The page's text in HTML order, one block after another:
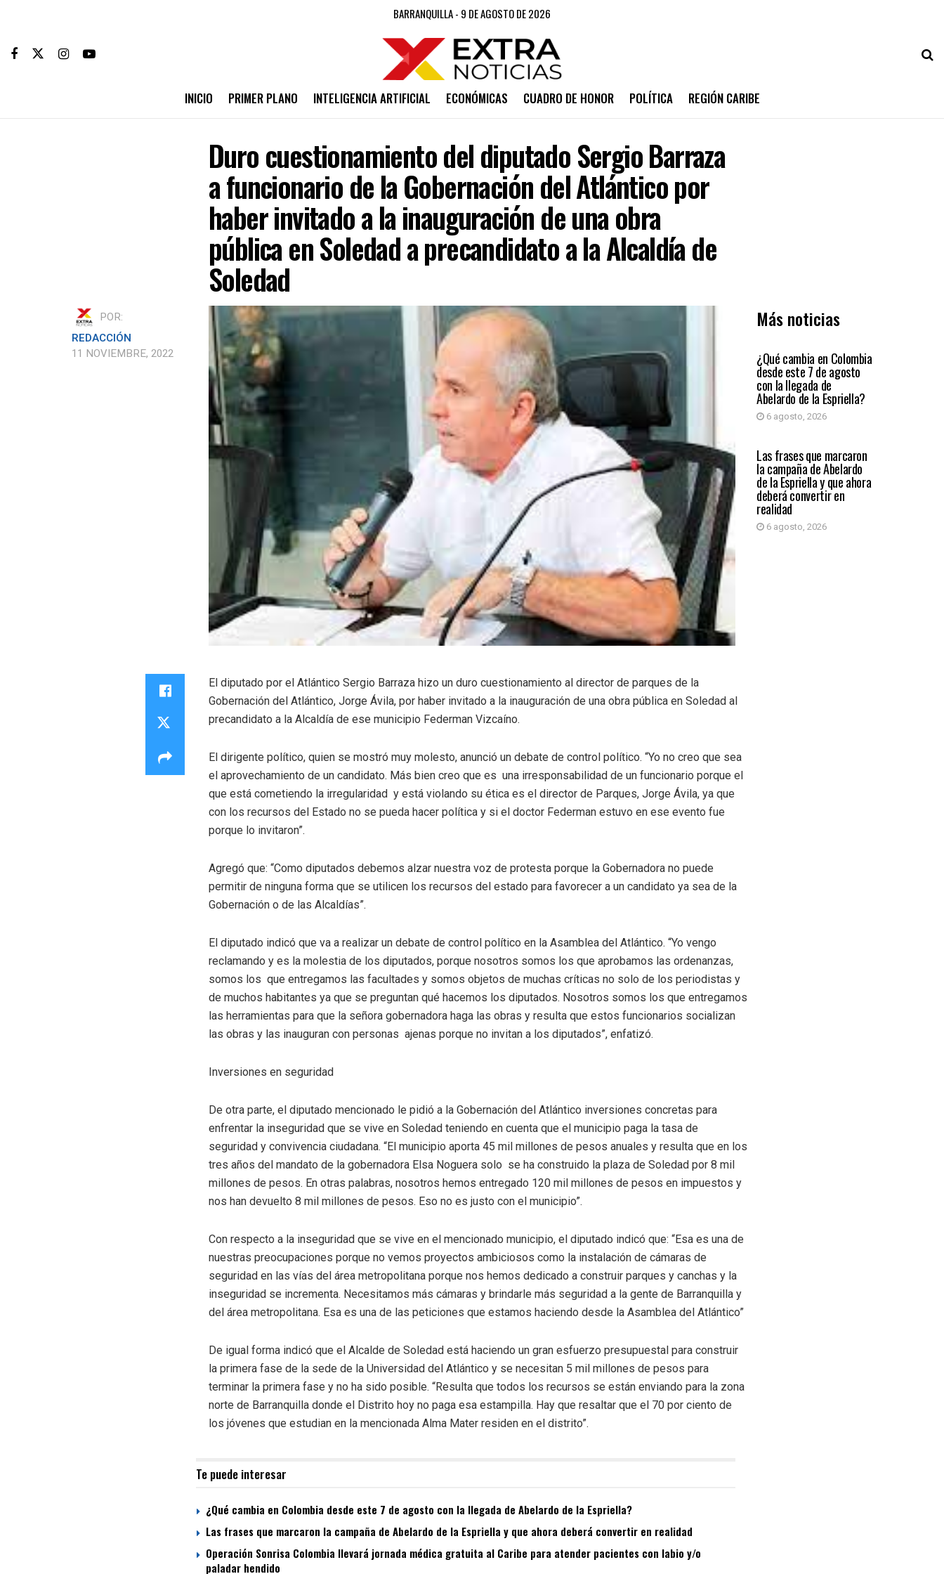
BARRANQUILLA - 9 DE AGOSTO DE 2026
INICIO PRIMER PLANO INTELIGENCIA ARTIFICIAL ECONÓMICAS CUADRO DE HONOR POLÍTICA REGIÓN CARIBE
Duro cuestionamiento del diputado Sergio Barraza
a funcionario de la Gobernación del Atlántico por
haber invitado a la inauguración de una obra
pública en Soledad a precandidato a la Alcaldía de
Soledad
POR:
REDACCIÓN
11 NOVIEMBRE, 2022
Más noticias
PRIMER PLANO
¿Qué cambia en Colombia
desde este 7 de agosto
con la llegada de
Abelardo de la Espriella?
6 agosto, 2026
PRIMER PLANO
Las frases que marcaron
la campaña de Abelardo
de la Espriella y que ahora
deberá convertir en
realidad
6 agosto, 2026
El diputado por el Atlántico Sergio Barraza hizo un duro cuestionamiento al director de parques de la
Gobernación del Atlántico, Jorge Ávila, por haber invitado a la inauguración de una obra pública en Soledad al
precandidato a la Alcaldía de ese municipio Federman Vizcaíno.
El dirigente político, quien se mostró muy molesto, anunció un debate de control político. “Yo no creo que sea
el aprovechamiento de un candidato. Más bien creo que es una irresponsabilidad de un funcionario porque el
que está cometiendo la irregularidad y está violando su ética es el director de Parques, Jorge Ávila, ya que
con los recursos del Estado no se pueda hacer política y si el doctor Federman estuvo en ese evento fue
porque lo invitaron”.
Agregó que: “Como diputados debemos alzar nuestra voz de protesta porque la Gobernadora no puede
permitir de ninguna forma que se utilicen los recursos del estado para favorecer a un candidato ya sea de la
Gobernación o de las Alcaldías”.
El diputado indicó que va a realizar un debate de control político en la Asamblea del Atlántico. “Yo vengo
reclamando y es la molestia de los diputados, porque nosotros somos los que aprobamos las ordenanzas,
somos los que entregamos las facultades y somos objetos de muchas críticas no solo de los periodistas y
de muchos habitantes ya que se preguntan qué hacemos los diputados. Nosotros somos los que entregamos
las herramientas para que la señora gobernadora haga las obras y resulta que estos funcionarios socializan
las obras y las inauguran con personas ajenas porque no invitan a los diputados”, enfatizó.
Inversiones en seguridad
De otra parte, el diputado mencionado le pidió a la Gobernación del Atlántico inversiones concretas para
enfrentar la inseguridad que se vive en Soledad teniendo en cuenta que el municipio paga la tasa de
seguridad y convivencia ciudadana. “El municipio aporta 45 mil millones de pesos anuales y resulta que en los
tres años del mandato de la gobernadora Elsa Noguera solo se ha construido la plaza de Soledad por 8 mil
millones de pesos. En otras palabras, nosotros hemos entregado 120 mil millones de pesos en impuestos y
nos han devuelto 8 mil millones de pesos. Eso no es justo con el municipio”.
Con respecto a la inseguridad que se vive en el mencionado municipio, el diputado indicó que: “Esa es una de
nuestras preocupaciones porque no vemos proyectos ambiciosos como la instalación de cámaras de
seguridad en las vías del área metropolitana porque nos hemos dedicado a construir parques y canchas y la
inseguridad se incrementa. Necesitamos más cámaras y brindarle más seguridad a la gente de Barranquilla y
del área metropolitana. Esa es una de las peticiones que estamos haciendo desde la Asamblea del Atlántico”
De igual forma indicó que el Alcalde de Soledad está haciendo un gran esfuerzo presupuestal para construir
la primera fase de la sede de la Universidad del Atlántico y se necesitan 5 mil millones de pesos para
terminar la primera fase y no ha sido posible. “Resulta que todos los recursos se están enviando para la zona
norte de Barranquilla donde el Distrito hoy no paga esa estampilla. Hay que resaltar que el 70 por ciento de
los jóvenes que estudian en la mencionada Alma Mater residen en el distrito”.
Te puede interesar
¿Qué cambia en Colombia desde este 7 de agosto con la llegada de Abelardo de la Espriella?
Las frases que marcaron la campaña de Abelardo de la Espriella y que ahora deberá convertir en realidad
Operación Sonrisa Colombia llevará jornada médica gratuita al Caribe para atender pacientes con labio y/o
paladar hendido